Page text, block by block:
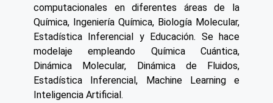
computacionales en diferentes áreas de la
Química, Ingeniería Química, Biología Molecular,
Estadística Inferencial y Educación. Se hace
modelaje empleando Química Cuántica,
Dinámica Molecular, Dinámica de Fluidos,
Estadística Inferencial, Machine Learning e
Inteligencia Artificial.